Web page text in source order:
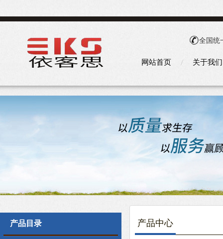
全国统
网站首页 关于我们
产品目录 产品中心